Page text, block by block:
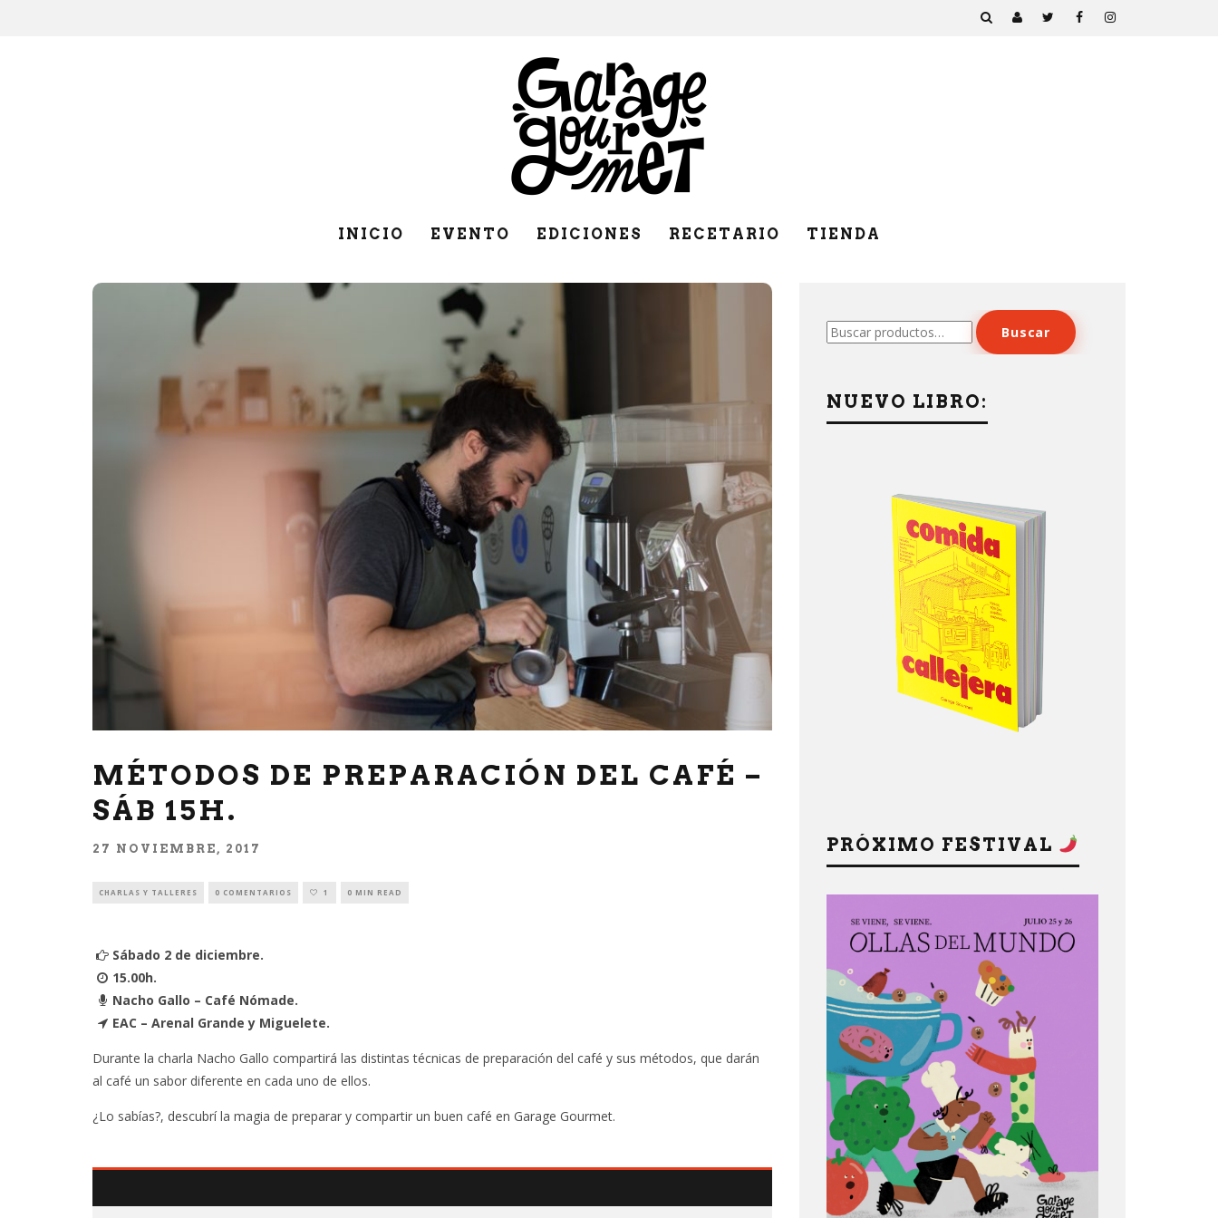
INICIO EVENTO EDICIONES RECETARIO TIENDA
MÉTODOS DE PREPARACIÓN DEL CAFÉ –
SÁB 15H.
27 NOVIEMBRE, 2017
CHARLAS Y TALLERES 0 COMENTARIOS 1 0 MIN READ
Sábado 2 de diciembre.
15.00h.
Nacho Gallo – Café Nómade.
EAC – Arenal Grande y Miguelete.
Durante la charla Nacho Gallo compartirá las distintas técnicas de preparación del café y sus métodos, que darán
al café un sabor diferente en cada uno de ellos.
¿Lo sabías?, descubrí la magia de preparar y compartir un buen café en Garage Gourmet.
Buscar
por:
Buscar
NUEVO LIBRO:
PRÓXIMO FESTIVAL